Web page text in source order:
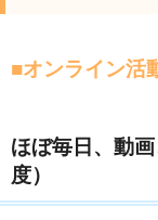
■オンライン活
ほぼ毎日、動
度）